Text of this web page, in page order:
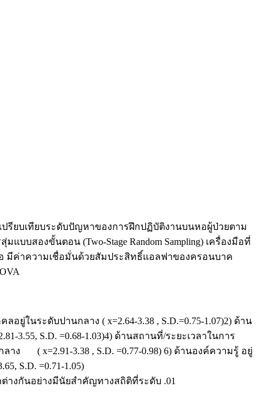
รียบเทียบระดับปัญหาของการฝึกปฏิบัติงานบนหอผู้ป่วยตาม
บสองขั้นตอน (Two-Stage Random Sampling) เครื่องมือที่
มีค่าความเชื่อมั่นด้วยสัมประสิทธิ์แอลฟาของครอนบาค
นระดับปานกลาง ( x=2.64-3.38 , S.D.=0.75-1.07)2) ด้าน
3.55, S.D. =0.68-1.03)4) ด้านสถานที่/ระยะเวลาในการ
าง ( x=2.91-3.38 , S.D. =0.77-0.98) 6) ด้านองค์ความรู้ อยู่
S.D. =0.71-1.05)
างกันอย่างมีนัยสำคัญทางสถิติที่ระดับ .01